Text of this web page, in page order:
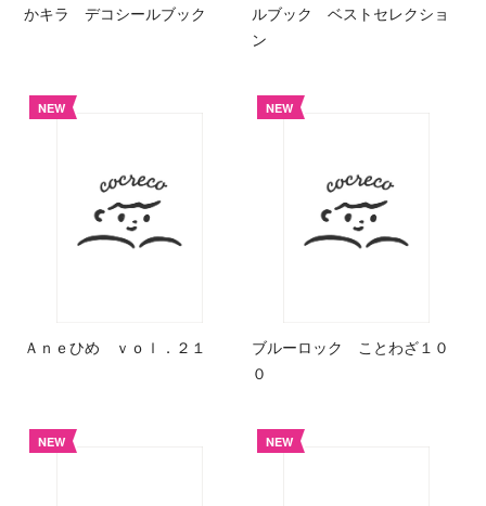
かキラ デコシールブック
ルブック ベストセレクショ
ン
NEW
Ａｎｅひめ ｖｏｌ．２１
NEW
ブルーロック ことわざ１０
０
NEW NEW